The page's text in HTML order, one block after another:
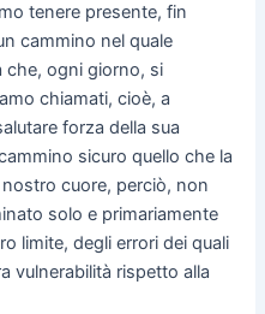
tenere presente, fin
cammino nel quale
che, ogni giorno, si
chiamati, cioè, a
forza della sua
sicuro quello che la
cuore, perciò, non
solo e primariamente
limite, degli errori dei quali
vulnerabilità rispetto alla